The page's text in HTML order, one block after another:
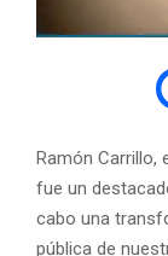
Ramón Carrillo,
fue un
cabo una
pública de